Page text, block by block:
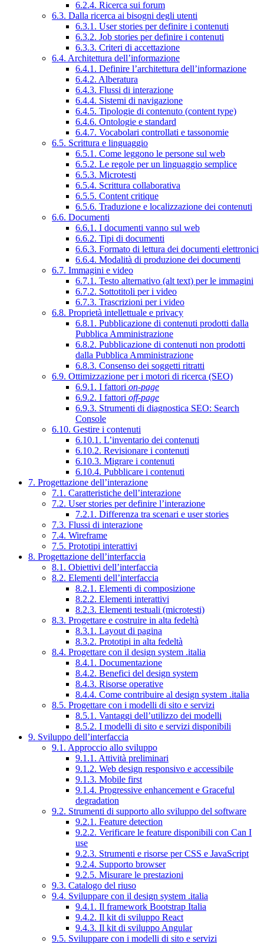
6.2.4. Ricerca sui forum
6.3. Dalla ricerca ai bisogni degli utenti
6.3.1. User stories per definire i contenuti
6.3.2. Job stories per definire i contenuti
6.3.3. Criteri di accettazione
6.4. Architettura dell’informazione
6.4.1. Definire l’architettura dell’informazione
6.4.2. Alberatura
6.4.3. Flussi di interazione
6.4.4. Sistemi di navigazione
6.4.5. Tipologie di contenuto (content type)
6.4.6. Ontologie e standard
6.4.7. Vocabolari controllati e tassonomie
6.5. Scrittura e linguaggio
6.5.1. Come leggono le persone sul web
6.5.2. Le regole per un linguaggio semplice
6.5.3. Microtesti
6.5.4. Scrittura collaborativa
6.5.5. Content critique
6.5.6. Traduzione e localizzazione dei contenuti
6.6. Documenti
6.6.1. I documenti vanno sul web
6.6.2. Tipi di documenti
6.6.3. Formato di lettura dei documenti elettronici
6.6.4. Modalità di produzione dei documenti
6.7. Immagini e video
6.7.1. Testo alternativo (alt text) per le immagini
6.7.2. Sottotitoli per i video
6.7.3. Trascrizioni per i video
6.8. Proprietà intellettuale e privacy
6.8.1. Pubblicazione di contenuti prodotti dalla
Pubblica Amministrazione
6.8.2. Pubblicazione di contenuti non prodotti
dalla Pubblica Amministrazione
6.8.3. Consenso dei soggetti ritratti
6.9. Ottimizzazione per i motori di ricerca (SEO)
6.9.1. I fattori on-page
6.9.2. I fattori off-page
6.9.3. Strumenti di diagnostica SEO: Search
Console
6.10. Gestire i contenuti
6.10.1. L’inventario dei contenuti
6.10.2. Revisionare i contenuti
6.10.3. Migrare i contenuti
6.10.4. Pubblicare i contenuti
7. Progettazione dell’interazione
7.1. Caratteristiche dell’interazione
7.2. User stories per definire l’interazione
7.2.1. Differenza tra scenari e user stories
7.3. Flussi di interazione
7.4. Wireframe
7.5. Prototipi interattivi
8. Progettazione dell’interfaccia
8.1. Obiettivi dell’interfaccia
8.2. Elementi dell’interfaccia
8.2.1. Elementi di composizione
8.2.2. Elementi interattivi
8.2.3. Elementi testuali (microtesti)
8.3. Progettare e costruire in alta fedeltà
8.3.1. Layout di pagina
8.3.2. Prototipi in alta fedeltà
8.4. Progettare con il design system .italia
8.4.1. Documentazione
8.4.2. Benefici del design system
8.4.3. Risorse operative
8.4.4. Come contribuire al design system .italia
8.5. Progettare con i modelli di sito e servizi
8.5.1. Vantaggi dell’utilizzo dei modelli
8.5.2. I modelli di sito e servizi disponibili
9. Sviluppo dell’interfaccia
9.1. Approccio allo sviluppo
9.1.1. Attività preliminari
9.1.2. Web design responsivo e accessibile
9.1.3. Mobile first
9.1.4. Progressive enhancement e Graceful
degradation
9.2. Strumenti di supporto allo sviluppo del software
9.2.1. Feature detection
9.2.2. Verificare le feature disponibili con Can I
use
9.2.3. Strumenti e risorse per CSS e JavaScript
9.2.4. Supporto browser
9.2.5. Misurare le prestazioni
9.3. Catalogo del riuso
9.4. Sviluppare con il design system .italia
9.4.1. Il framework Bootstrap Italia
9.4.2. Il kit di sviluppo React
9.4.3. Il kit di sviluppo Angular
9.5. Sviluppare con i modelli di sito e servizi